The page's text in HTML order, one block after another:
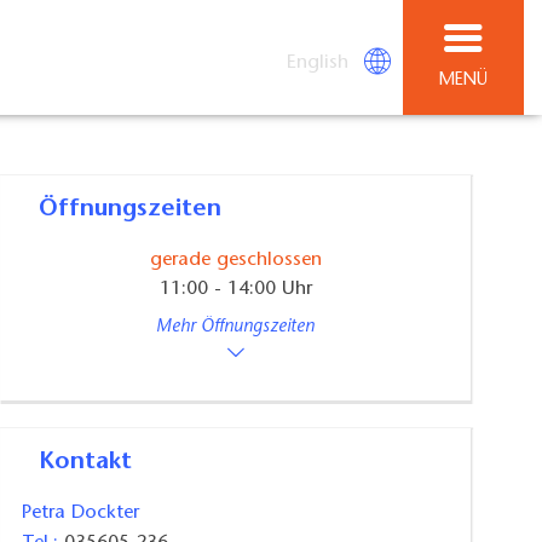
English
MENÜ
Öffnungszeiten
gerade geschlossen
11:00 - 14:00 Uhr
Mehr Öffnungszeiten
Kontakt
Petra Dockter